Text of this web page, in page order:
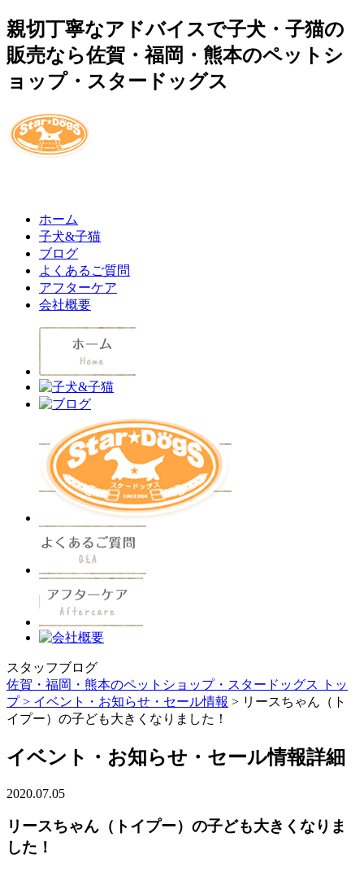
親切丁寧なアドバイスで子犬・子猫の
販売なら佐賀・福岡・熊本のペットシ
ョップ・スタードッグス
ホーム
子犬&子猫
ブログ
よくあるご質問
アフターケア
会社概要
スタッフブログ
佐賀・福岡・熊本のペットショップ・スタードッグス トッ
プ > イベント・お知らせ・セール情報 > リースちゃん（ト
イプー）の子ども大きくなりました！
イベント・お知らせ・セール情報詳細
2020.07.05
リースちゃん（トイプー）の子ども大きくなりま
した！